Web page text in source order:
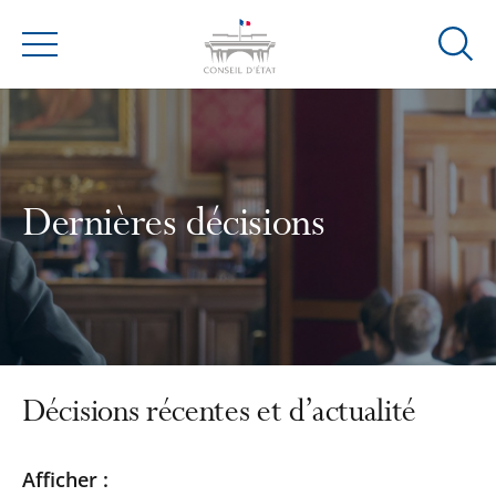
Menu
Ouvrir
Dernières décisions
Décisions récentes et d’actualité
Passer
Passer
Afficher :